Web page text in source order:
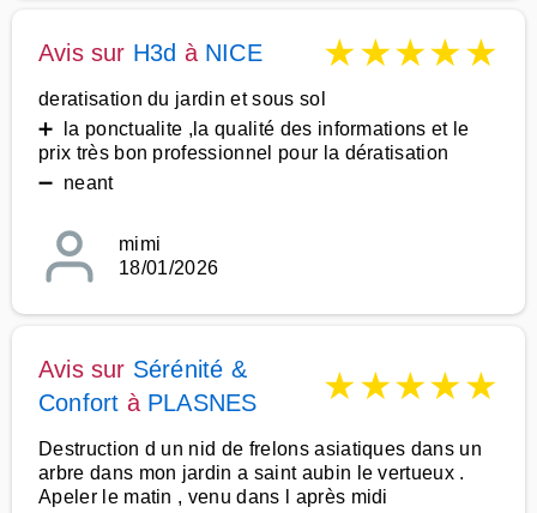
Avis sur H3d à NICE ★★★★★
deratisation du jardin et sous sol
➕ la ponctualite ,la qualité des informations et le
prix très bon professionnel pour la dératisation
➖ neant
mimi
18/01/2026
Avis sur Sérénité &
Confort à PLASNES ★★★★★
Destruction d un nid de frelons asiatiques dans un
arbre dans mon jardin a saint aubin le vertueux .
Apeler le matin , venu dans l après midi